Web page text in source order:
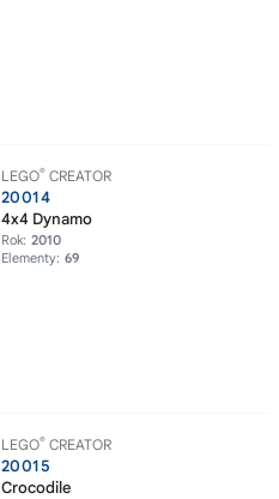
LEGO® CREATOR
20014
4x4 Dynamo
Rok: 2010
Elementy: 69
LEGO® CREATOR
20015
Crocodile